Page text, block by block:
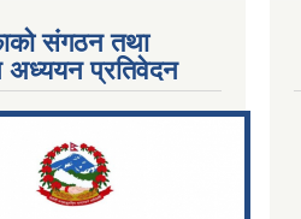
Al...
संगठन तथा
अध्ययन प्रतिवेदन